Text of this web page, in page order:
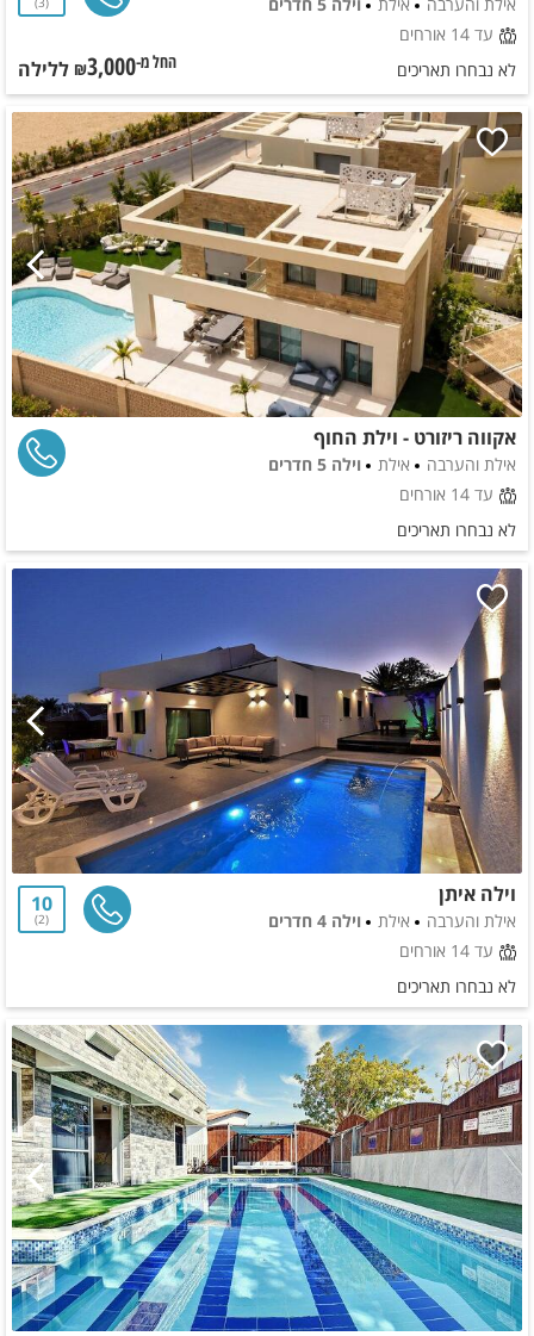
אילת והערבה אילת
וילה 5 חדרים
עד 14 אורחים
לא נבחרו תאריכים החל מ-₪3,000 ללילה
אקווה ריזורט - וילת החוף
אילת והערבה אילת
וילה 5 חדרים
עד 14 אורחים
לא נבחרו תאריכים
וילה איתן
אילת והערבה אילת
וילה 4 חדרים
עד 14 אורחים
10
2
לא נבחרו תאריכים